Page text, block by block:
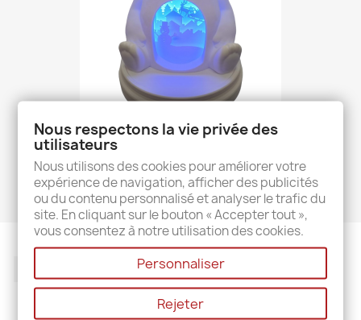
Ours Polaire Et Son Décor...
24,00 €
Nous respectons la vie privée des
utilisateurs
Nous utilisons des cookies pour améliorer votre
expérience de navigation, afficher des publicités
ou du contenu personnalisé et analyser le trafic du
site. En cliquant sur le bouton « Accepter tout »,
vous consentez à notre utilisation des cookies.
Personnaliser
Rejeter